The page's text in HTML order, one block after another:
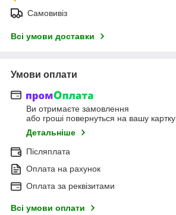
Самовивіз
Всі умови доставки
Умови оплати
Ви отримаєте замовлення
або гроші повернуться на вашу картку
Детальніше
Післяплата
Оплата на рахунок
Оплата за реквізитами
Всі умови оплати